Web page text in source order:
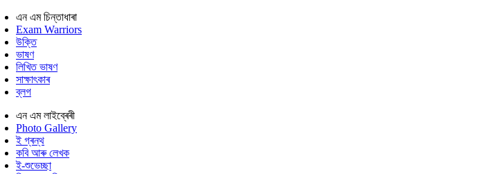
এন এম চিন্তাধাৰা
Exam Warriors
উক্তি
ভাষণ
লিখিত ভাষণ
সাক্ষাৎকাৰ
ব্লগ
এন এম লাইব্ৰেৰী
Photo Gallery
ই গ্ৰন্থ
কবি আৰু লেখক
ই-শুভেচ্ছা